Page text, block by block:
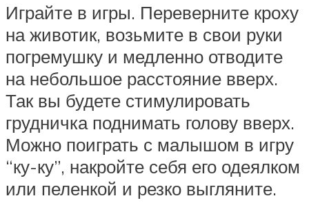
Играйте в игры. Переверните кроху
на животик, возьмите в свои руки
погремушку и медленно отводите
на небольшое расстояние вверх.
Так вы будете стимулировать
грудничка поднимать голову вверх.
Можно поиграть с малышом в игру
“ку-ку”, накройте себя его одеялком
или пеленкой и резко выгляните.